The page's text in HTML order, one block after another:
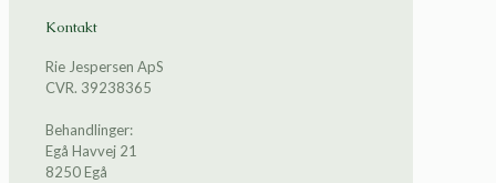
Kontakt
Rie Jespersen ApS
CVR. 39238365
Behandlinger:
Egå Havvej 21
8250 Egå